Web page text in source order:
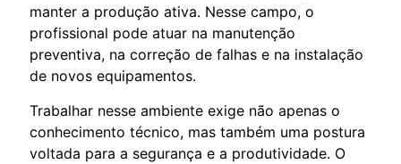
manter a produção ativa. Nesse campo, o
profissional pode atuar na manutenção
preventiva, na correção de falhas e na instalação
de novos equipamentos.
Trabalhar nesse ambiente exige não apenas o
conhecimento técnico, mas também uma postura
voltada para a segurança e a produtividade. O